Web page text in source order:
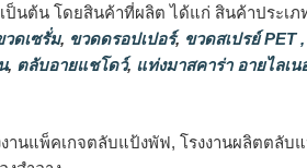
ป็นต้น โดยสินค้าที่ผลิต ได้แก่ สินค้าประเภ
ดเซรั่ม, ขวดดรอปเปอร์, ขวดสเปรย์ PET
, ตลับอายแชโดว์, แท่งมาสคาร่า อายไลเน
นแพ็คเกจตลับแป้งพัฟ, โรงงานผลิตตลั